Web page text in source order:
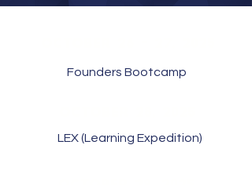
Founders Bootcamp
LEX (Learning Expedition)